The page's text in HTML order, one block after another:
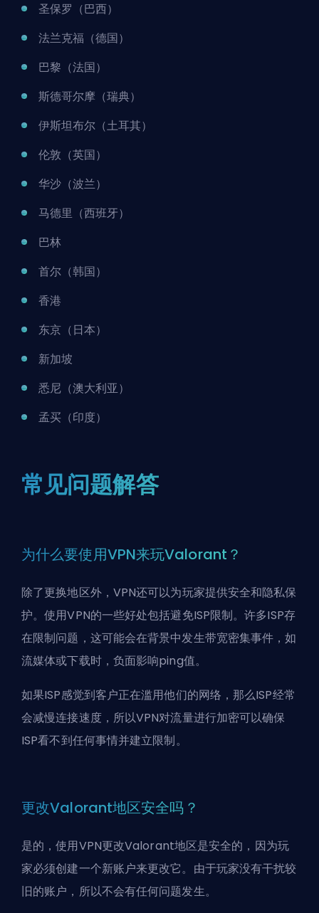
圣保罗（巴西）
法兰克福（德国）
巴黎（法国）
斯德哥尔摩（瑞典）
伊斯坦布尔（土耳其）
伦敦（英国）
华沙（波兰）
马德里（西班牙）
巴林
首尔（韩国）
香港
东京（日本）
新加坡
悉尼（澳大利亚）
孟买（印度）
常见问题解答
为什么要使用VPN来玩Valorant？
除了更换地区外，VPN还可以为玩家提供安全和隐私保
护。使用VPN的一些好处包括避免ISP限制。许多ISP存
在限制问题，这可能会在背景中发生带宽密集事件，如
流媒体或下载时，负面影响ping值。
如果ISP感觉到客户正在滥用他们的网络，那么ISP经常
会减慢连接速度，所以VPN对流量进行加密可以确保
ISP看不到任何事情并建立限制。
更改Valorant地区安全吗？
是的，使用VPN更改Valorant地区是安全的，因为玩
家必须创建一个新账户来更改它。由于玩家没有干扰较
旧的账户，所以不会有任何问题发生。